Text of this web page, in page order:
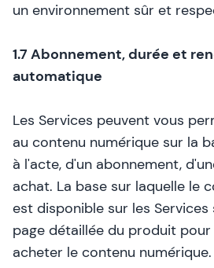
un environnement sûr et
1.7 Abonnement, durée et
automatique
Les Services peuvent vous
au contenu numérique sur la
à l'acte, d'un abonnement,
achat. La base sur laquelle le
est disponible sur les Services
page détaillée du produit
acheter le contenu numérique.